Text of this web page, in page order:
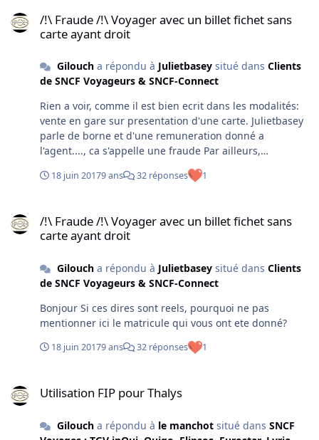
/!\ Fraude /!\ Voyager avec un billet fichet sans
carte ayant droit
Giloucha répondu à Julietbaseysitué dans Clients
de SNCF Voyageurs & SNCF-Connect
Rien a voir, comme il est bien ecrit dans les modalités:
vente en gare sur presentation d'une carte. Julietbasey
parle de borne et d'une remuneration donné a
l'agent...., ca s'appelle une fraude Par ailleurs,
Planonyme, votre piece jointe n'a rien a faire en partie
publique.
18 juin 20179 ans 32 réponses 1
/!\ Fraude /!\ Voyager avec un billet fichet sans
carte ayant droit
Giloucha répondu à Julietbaseysitué dans Clients
de SNCF Voyageurs & SNCF-Connect
Bonjour Si ces dires sont reels, pourquoi ne pas
mentionner ici le matricule qui vous ont ete donné?
18 juin 20179 ans 32 réponses 1
Utilisation FIP pour Thalys
Giloucha répondu à le manchotsitué dans SNCF